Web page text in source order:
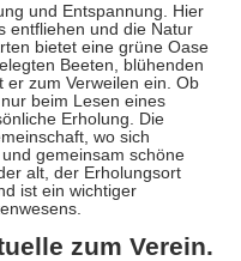
und Entspannung. Hier
entfliehen und die Natur
bietet eine grüne Oase
Beeten, blühenden
er zum Verweilen ein. Ob
beim Lesen eines
Erholung. Die
wo sich
gemeinsam schöne
alt, der Erholungsort
ist ein wichtiger
zum Verein.